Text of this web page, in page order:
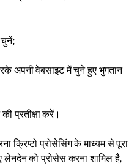
चुनें;
अपनी वेबसाइट में चुने हुए भुगतान
प्रतीक्षा करें।
क्रिप्टो प्रोसेसिंग के माध्यम से पूरा
लेनदेन को प्रोसेस करना शामिल है,